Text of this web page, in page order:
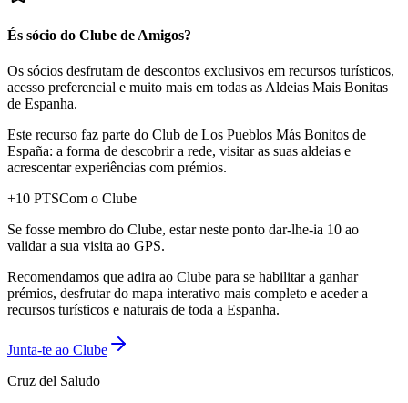
És sócio do Clube de Amigos?
Os sócios desfrutam de descontos exclusivos em recursos turísticos,
acesso preferencial e muito mais em todas as Aldeias Mais Bonitas
de Espanha.
Este recurso faz parte do Club de Los Pueblos Más Bonitos de
España: a forma de descobrir a rede, visitar as suas aldeias e
acrescentar experiências com prémios.
+10 PTSCom o Clube
Se fosse membro do Clube, estar neste ponto dar-lhe-ia 10 ao
validar a sua visita ao GPS.
Recomendamos que adira ao Clube para se habilitar a ganhar
prémios, desfrutar do mapa interativo mais completo e aceder a
recursos turísticos e naturais de toda a Espanha.
Junta-te ao Clube
Cruz del Saludo